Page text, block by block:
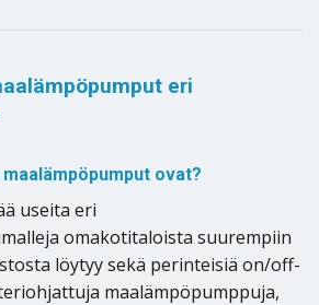
eri
ovat?
useita eri
omakotitaloista suurempiin
löytyy sekä perinteisiä on/off-
maalämpöpumppuja,